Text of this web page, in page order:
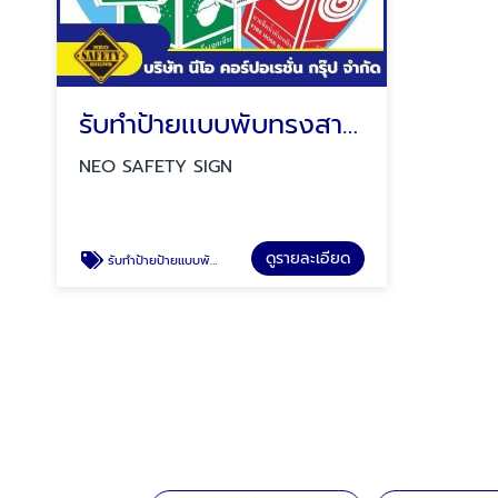
รับทำป้ายเเบบพับทรงสามเหลี่ยม
NEO SAFETY SIGN
รับทำป้ายป้ายเเบบพับทรงสามเหลี่ยม ป้ายสวมถังดับเพลิง ป้ายสายดับเพลิง ป้ายล้างตาฉุกเฉิน ดูรายละเอียด